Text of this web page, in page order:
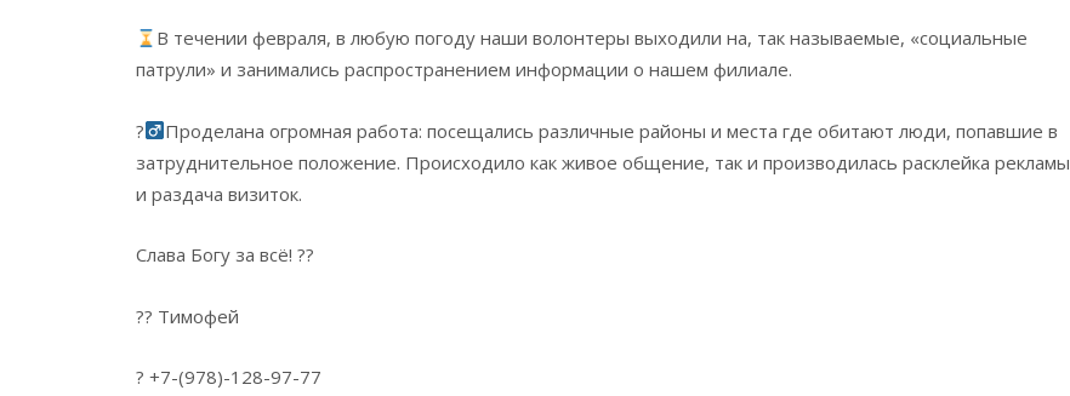
В течении февраля, в любую погоду наши волонтеры выходили на, так называемые, «социальные
патрули» и занимались распространением информации о нашем филиале.
?‍
Проделана огромная работа: посещались различные районы и места где обитают люди, попавшие в
затруднительное положение. Происходило как живое общение, так и производилась расклейка рекламы
и раздача визиток.
Слава Богу за всё! ??
?? Тимофей
? +7-(978)-128-97-77